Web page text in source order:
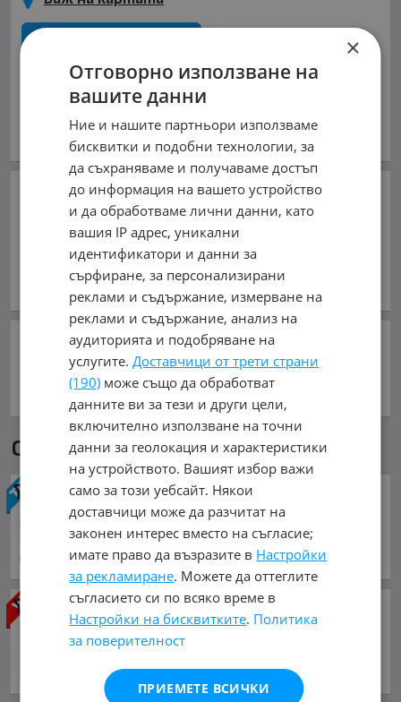
обл. София, гр. София
Виж всички обяви на дилъра
Добави в Бележника
Копирай линка
Съобщи за нередност
Сподели:
Още обяви в mobile.bg
Рама и Каросерия Дру...
800 €
1 564.66 лв.
София
Рама и Каросерия Дру...
2 500 €
×
Отговорно използване на
вашите данни
Ние и нашите партньори използваме
бисквитки и подобни технологии, за
да съхраняваме и получаваме достъп
до информация на вашето устройство
и да обработваме лични данни, като
вашия IP адрес, уникални
идентификатори и данни за
сърфиране, за персонализирани
реклами и съдържание, измерване на
реклами и съдържание, анализ на
аудиторията и подобряване на
услугите.Доставчици от трети страни
(190) може също да обработват
данните ви за тези и други цели,
включително използване на точни
данни за геолокация и характеристики
на устройството. Вашият избор важи
само за този уебсайт. Някои
доставчици може да разчитат на
законен интерес вместо на съгласие;
имате право да възразите в Настройки
за рекламиране. Можете да оттеглите
съгласието си по всяко време в
Настройки на бисквитките. Политика
за поверителност
ПРИЕМЕТЕ ВСИЧКИ